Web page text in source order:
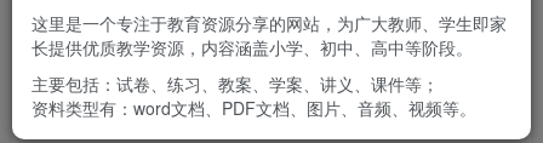
资料分类：全解类
下载方式：
百度网盘链接下载（链接失效请联系管理
员）
这里是一个专注于教育资源分享的网站，为广大教师、学生即家
长提供优质教学资源，内容涵盖小学、初中、高中等阶段。
主要包括：试卷、练习、教案、学案、讲义、课件等；
资料类型有：word文档、PDF文档、图片、音频、视频等。